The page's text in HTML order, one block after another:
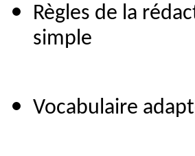
Règles de la
simple
Vocabulaire